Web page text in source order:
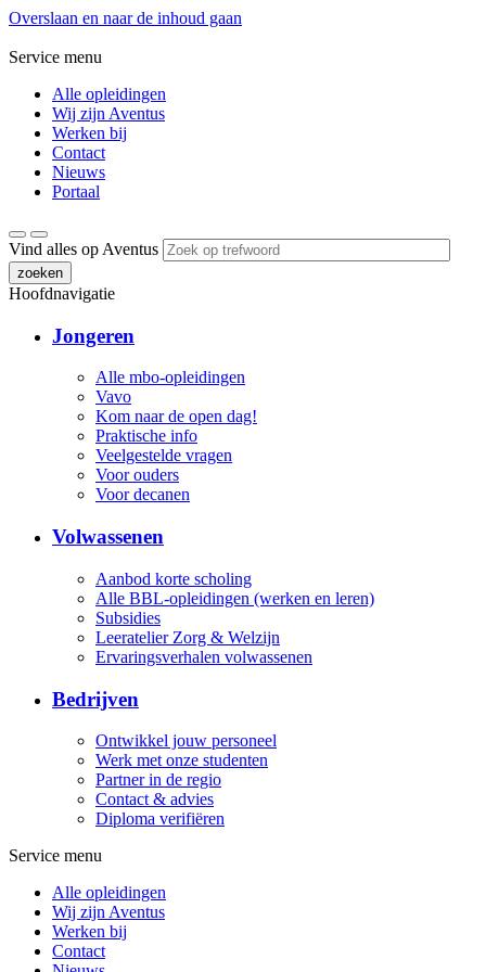
Overslaan en naar de inhoud gaan
Service menu
Alle opleidingen
Wij zijn Aventus
Werken bij
Contact
Nieuws
Portaal
Vind alles op Aventus
zoeken
Hoofdnavigatie
Jongeren
Alle mbo-opleidingen
Vavo
Kom naar de open dag!
Praktische info
Veelgestelde vragen
Voor ouders
Voor decanen
Volwassenen
Aanbod korte scholing
Alle BBL-opleidingen (werken en leren)
Subsidies
Leeratelier Zorg & Welzijn
Ervaringsverhalen volwassenen
Bedrijven
Ontwikkel jouw personeel
Werk met onze studenten
Partner in de regio
Contact & advies
Diploma verifiëren
Service menu
Alle opleidingen
Wij zijn Aventus
Werken bij
Contact